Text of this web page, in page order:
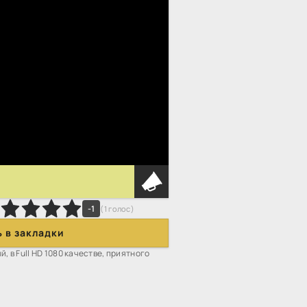
-1 ( 1 голос)
в закладки
в Full HD 1080 качестве, приятного